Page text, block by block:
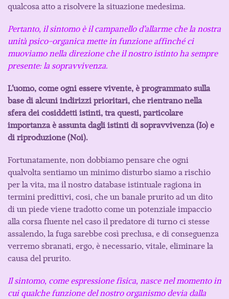
qualcosa atto a risolvere la situazione medesima.
Pertanto, il sintomo è il campanello d’allarme che la nostra
unità psico-organica mette in funzione affinché ci
muoviamo nella direzione che il nostro istinto ha sempre
presente: la sopravvivenza.
L’uomo, come ogni essere vivente, è programmato sulla
base di alcuni indirizzi prioritari, che rientrano nella
sfera dei cosiddetti istinti, tra questi, particolare
importanza è assunta dagli istinti di sopravvivenza (Io) e
di riproduzione (Noi).
Fortunatamente, non dobbiamo pensare che ogni
qualvolta sentiamo un minimo disturbo siamo a rischio
per la vita, ma il nostro database istintuale ragiona in
termini predittivi, cosi, che un banale prurito ad un dito
di un piede viene tradotto come un potenziale impaccio
alla corsa fluente nel caso il predatore di turno ci stesse
assalendo, la fuga sarebbe così preclusa, e di conseguenza
verremo sbranati, ergo, è necessario, vitale, eliminare la
causa del prurito.
Il sintomo, come espressione fisica, nasce nel momento in
cui qualche funzione del nostro organismo devia dalla